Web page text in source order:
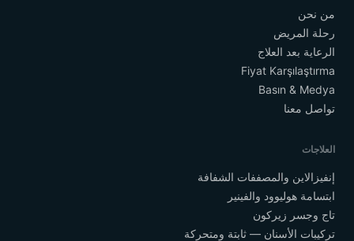
من نحن
رحلة المريض
الرعاية بعد العلاج
Fiyat Karşılaştırma
Basın & Medya
تواصل معنا
العلاجات
إنفيزالاين والمصففات الشفافة
ابتسامة هوليوود والفينير
تاج وجسر زيركون
تركيبات الأسنان — ثابتة ومتحركة